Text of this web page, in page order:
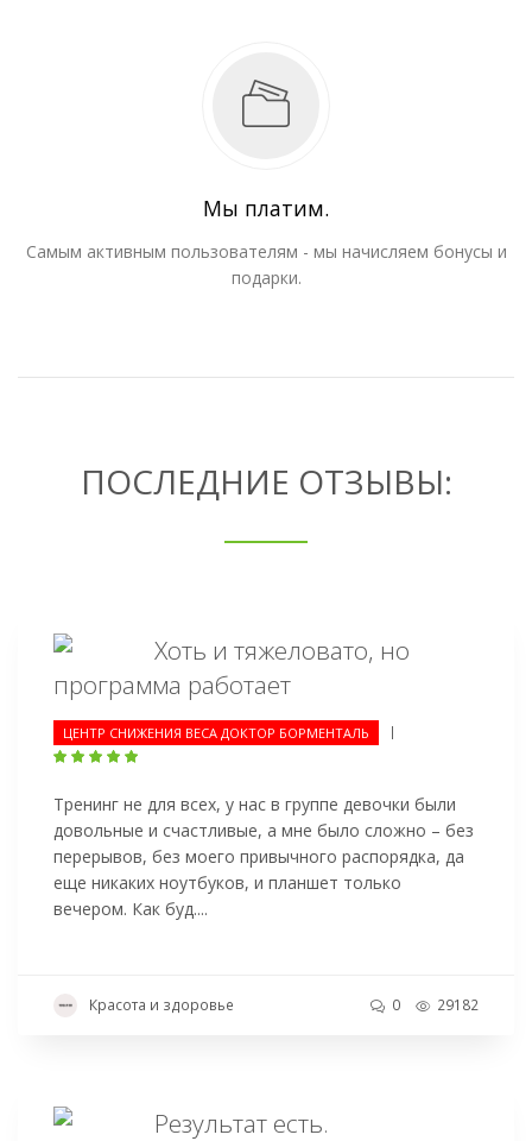
Мы платим.
Самым активным пользователям - мы начисляем бонусы и
подарки.
ПОСЛЕДНИЕ ОТЗЫВЫ:
Хоть и тяжеловато, но
программа работает
ЦЕНТР СНИЖЕНИЯ ВЕСА ДОКТОР БОРМЕНТАЛЬ |
Тренинг не для всех, у нас в группе девочки были
довольные и счастливые, а мне было сложно – без
перерывов, без моего привычного распорядка, да
еще никаких ноутбуков, и планшет только
вечером. Как буд....
Красота и здоровье 0 29182
Результат есть.